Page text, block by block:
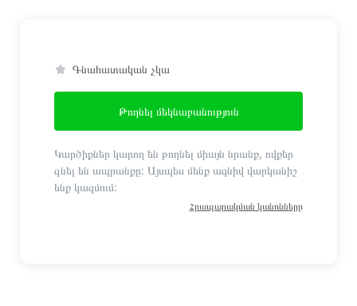
Գնահատական չկա
Թողնել մեկնաբանություն
Կարծիքներ կարող են թողնել միայն նրանք, ովքեր
գնել են ապրանքը: Այսպես մենք ազնիվ վարկանիշ
ենք կազմում:
Հրապարակման կանոնները